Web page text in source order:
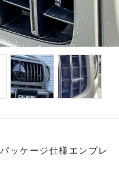
ッケージ仕様エンブレ